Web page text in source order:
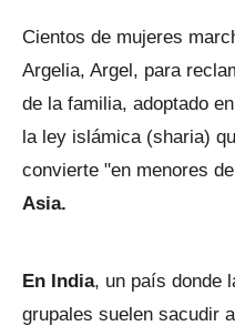
Cientos de mujeres
Argelia, Argel, para
de la familia, adoptado
la ley islámica (sharia)
convierte "en menores
Asia.
En India, un país donde
grupales suelen sacudir